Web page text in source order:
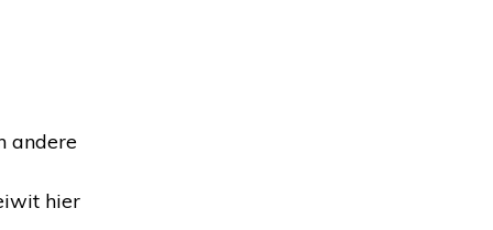
andere
hier